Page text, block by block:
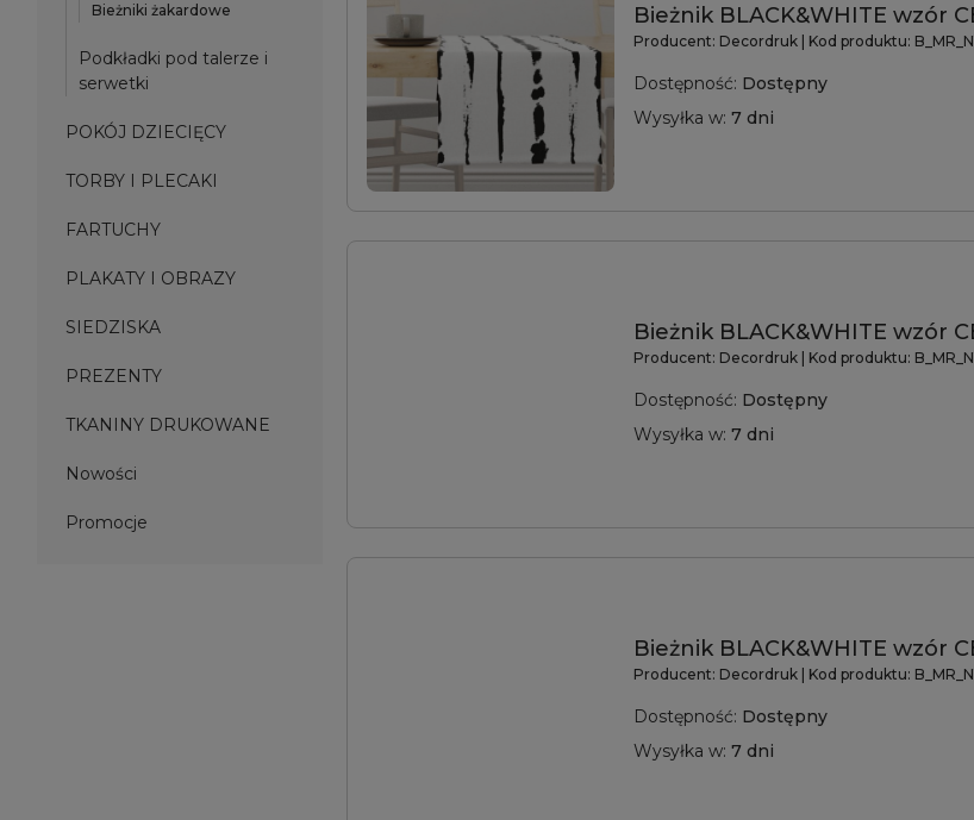
Bieżniki żakardowe
Podkładki pod talerze i
serwetki
POKÓJ DZIECIĘCY
TORBY I PLECAKI
FARTUCHY
PLAKATY I OBRAZY
SIEDZISKA
PREZENTY
TKANINY DRUKOWANE
Nowości
Promocje
Bieżnik BLACK&WHITE wzór
Producent: Decordruk | Kod produktu:
Dostępność: Dostępny
Wysyłka w: 7 dni
Bieżnik BLACK&WHITE wzór
Producent: Decordruk | Kod produktu:
Dostępność: Dostępny
Wysyłka w: 7 dni
Bieżnik BLACK&WHITE wzór
Producent: Decordruk | Kod produktu:
Dostępność: Dostępny
Wysyłka w: 7 dni